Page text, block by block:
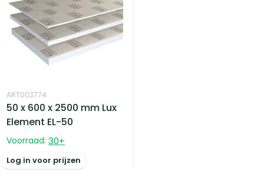
ART003774
50 x 600 x 2500 mm Lux
Element EL-50
Voorraad: 30+
Log in voor prijzen